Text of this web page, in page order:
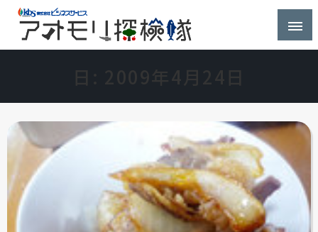
アオモリ探検隊
株式会社ビジネスサービス社員が青森県を探検するブ
2009年4月24日